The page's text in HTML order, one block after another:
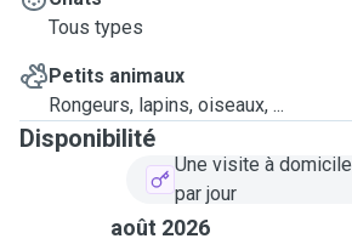
Tous types
Petits animaux
Rongeurs, lapins, oiseaux, ...
Disponibilité
Une visite à domicile
par jour
août 2026